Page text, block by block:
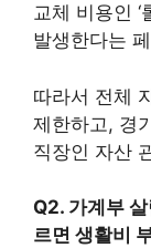
교체 비용인 ‘
발생한다는
따라서 전체
제한하고, 경
직장인 자산
Q2. 가계부
르면 생활비